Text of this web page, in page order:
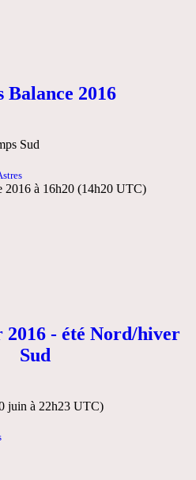
Balance 2016
Sud
2016 à 16h20 (14h20 UTC)
2016 - été Nord/hiver
Sud
juin à 22h23 UTC)